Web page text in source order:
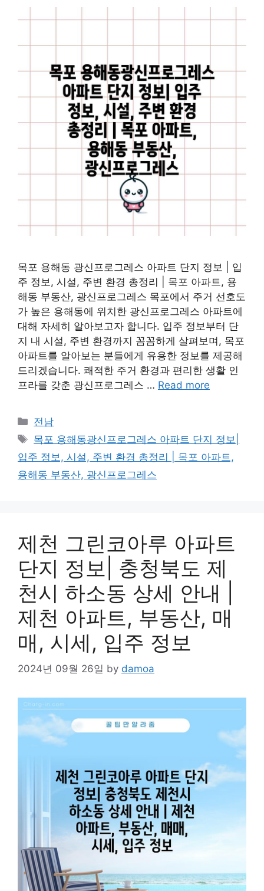
목포 용해동 광신프로그레스 아파트 단지 정보 | 입
주 정보, 시설, 주변 환경 총정리 | 목포 아파트, 용
해동 부동산, 광신프로그레스 목포에서 주거 선호도
가 높은 용해동에 위치한 광신프로그레스 아파트에
대해 자세히 알아보고자 합니다. 입주 정보부터 단
지 내 시설, 주변 환경까지 꼼꼼하게 살펴보며, 목포
아파트를 알아보는 분들에게 유용한 정보를 제공해
드리겠습니다. 쾌적한 주거 환경과 편리한 생활 인
프라를 갖춘 광신프로그레스 … Read more
Categories
전남
Tags
목포 용해동광신프로그레스 아파트 단지 정보|
입주 정보, 시설, 주변 환경 총정리 | 목포 아파트,
용해동 부동산, 광신프로그레스
제천 그린코아루 아파트
단지 정보| 충청북도 제
천시 하소동 상세 안내 |
제천 아파트, 부동산, 매
매, 시세, 입주 정보
2024년 09월 26일 by damoa